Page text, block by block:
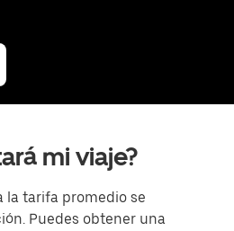
mi viaje?
la tarifa promedio se
Puedes obtener una